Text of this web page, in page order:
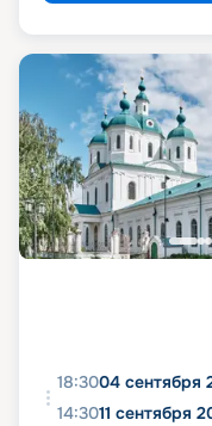
18:3004 сентября
14:3011 сентября